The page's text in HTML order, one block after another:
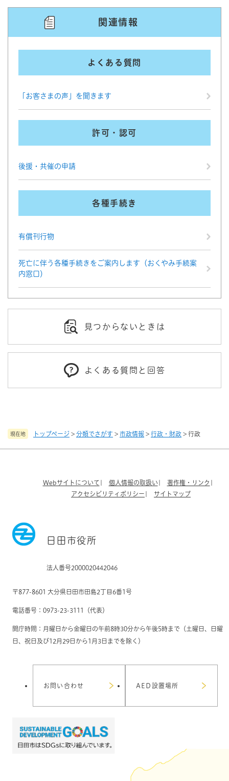
現在地 トップページ > 分類でさがす > 市政情報 > 行政・財政 > 行政
関連情報
よくある質問
「お客さまの声」を聞きます
許可・認可
後援・共催の申請
各種手続き
有償刊行物
死亡に伴う各種手続きをご案内します（おくやみ手続案
内窓口）
見つからないときは
よくある質問と回答
Webサイトについて 個人情報の取扱い
著作権・リンク
アクセシビリティポリシー
サイトマップ
日田市役所
法人番号2000020442046
〒877-8601 大分県日田市田島2丁目6番1号
電話番号：0973-23-3111（代表）
開庁時間：月曜日から金曜日の午前8時30分から午後5時まで（土曜日、日曜
日、祝日及び12月29日から1月3日までを除く）
お問い合わせ AED設置場所